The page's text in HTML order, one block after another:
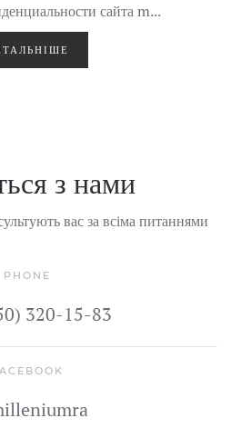
сайта m...
з нами
вас за всіма питаннями
PHONE
320-15-83